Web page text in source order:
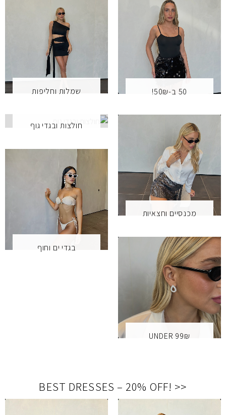
שמלות וחליפות 50 ב-50₪!
חולצות ובגדי גוף
מכנסיים וחצאיות
בגדי ים וחוף
UNDER 99₪
<<
!
BEST DRESSES – 20% OFF